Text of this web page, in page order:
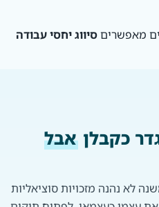
מאפשריםסיווג יחסי עבודה
כקבלן אבל
לא נהנה מזכויות סוציאליות